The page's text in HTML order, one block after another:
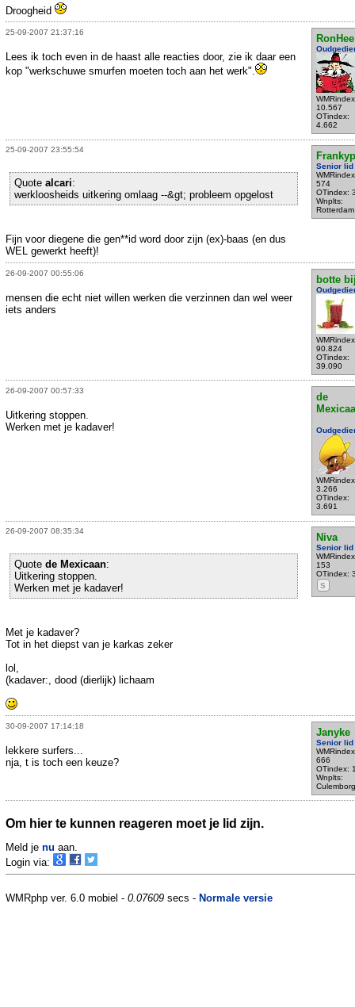
Droogheid
25-09-2007 21:37:16
RonHee
10.567
OTindex:
4.662
Lees ik toch even in de haast alle reacties door, zie ik daar een
kop "werkschuwe smurfen moeten toch aan het werk".
25-09-2007 23:55:54
Senior lid
574
OTindex:
Wnplts:
Rotterdam
Quote alcari:
werkloosheids uitkering omlaag --&gt; probleem opgelost
Fijn voor diegene die gen**id word door zijn (ex)-baas (en dus
WEL gewerkt heeft)!
26-09-2007 00:55:06
botte
90.824
OTindex:
39.090
mensen die echt niet willen werken die verzinnen dan wel weer
iets anders
26-09-2007 00:57:33
de
3.266
OTindex:
3.691
Uitkering stoppen.
Werken met je kadaver!
26-09-2007 08:35:34
Niva
Senior lid
153
OTindex:
S
Quote de Mexicaan:
Uitkering stoppen.
Werken met je kadaver!
Met je kadaver?
Tot in het diepst van je karkas zeker
lol,
(kadaver:, dood (dierlijk) lichaam
30-09-2007 17:14:18
Janyke
Senior lid
666
OTindex:
Wnplts:
Culemborg
lekkere surfers...
nja, t is toch een keuze?
Om hier te kunnen reageren moet je lid zijn.
Meld je nu aan.
Login via:
WMRphp ver. 6.0 mobiel - 0.07609 secs - Normale versie